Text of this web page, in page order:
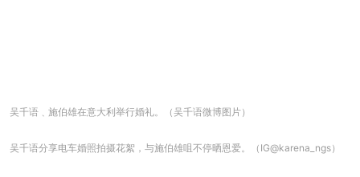
吴千语﹑施伯雄在意大利举行婚礼。（吴千语微博图片）
吴千语分享电车婚照拍摄花絮，与施伯雄咀不停晒恩爱。（IG@karena_ngs）